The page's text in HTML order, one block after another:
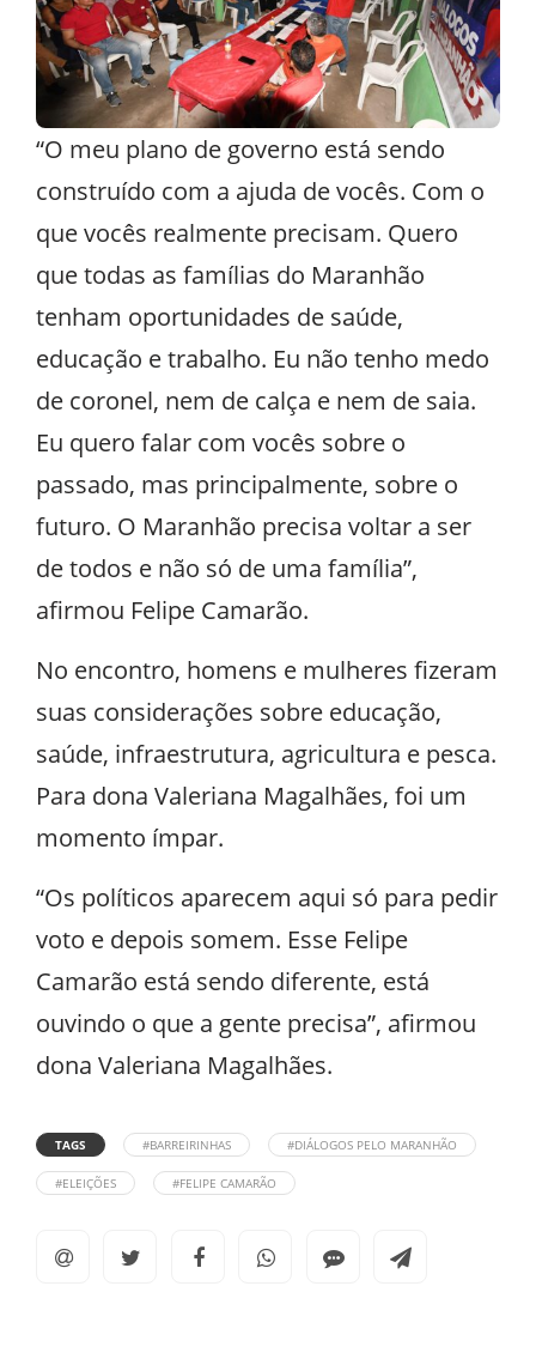
“O meu plano de governo está sendo
construído com a ajuda de vocês. Com o
que vocês realmente precisam. Quero
que todas as famílias do Maranhão
tenham oportunidades de saúde,
educação e trabalho. Eu não tenho medo
de coronel, nem de calça e nem de saia.
Eu quero falar com vocês sobre o
passado, mas principalmente, sobre o
futuro. O Maranhão precisa voltar a ser
de todos e não só de uma família”,
afirmou Felipe Camarão.
No encontro, homens e mulheres fizeram
suas considerações sobre educação,
saúde, infraestrutura, agricultura e pesca.
Para dona Valeriana Magalhães, foi um
momento ímpar.
“Os políticos aparecem aqui só para pedir
voto e depois somem. Esse Felipe
Camarão está sendo diferente, está
ouvindo o que a gente precisa”, afirmou
dona Valeriana Magalhães.
TAGS #BARREIRINHAS #DIÁLOGOS PELO MARANHÃO
#ELEIÇÕES #FELIPE CAMARÃO